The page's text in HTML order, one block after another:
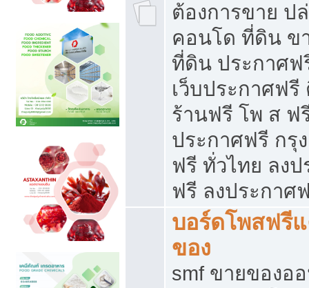
ต้องการขาย ป
คอนโด ที่ดิน ข
ที่ดิน ประกาศฟ
เว็บประกาศฟ
ร้านฟรี โพ ส ฟ
ประกาศฟรี กรุ
ฟรี ทั่วไทย ลง
ฟรี ลงประกาศ
บอร์ดโพสฟรี
ของ
smf ขายของอ